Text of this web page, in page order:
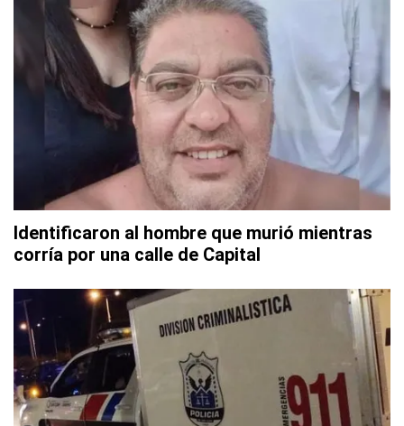
Identificaron al hombre que murió mientras
corría por una calle de Capital